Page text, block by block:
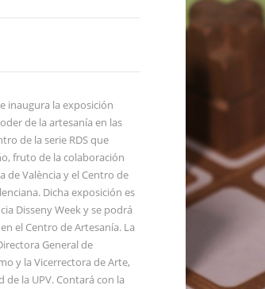
inaugura la exposición
de la artesanía en las
de la serie RDS que
fruto de la colaboración
de València y el Centro de
Dicha exposición es
Disseny Week y se podrá
el Centro de Artesanía. La
General de
y la Vicerrectora de Arte,
de la UPV. Contará con la